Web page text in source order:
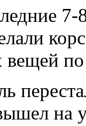
вещей
на